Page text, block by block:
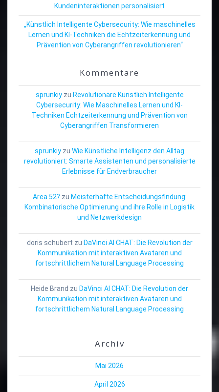
Kundeninteraktionen personalisiert
„Künstlich Intelligente Cybersecurity: Wie maschinelles
Lernen und KI-Techniken die Echtzeiterkennung und
Prävention von Cyberangriffen revolutionieren“
Kommentare
sprunkiyzu Revolutionäre Künstlich Intelligente
Cybersecurity: Wie Maschinelles Lernen und KI-
Techniken Echtzeiterkennung und Prävention von
Cyberangriffen Transformieren
sprunkiy zu Wie Künstliche Intelligenz den Alltag
revolutioniert: Smarte Assistenten und personalisierte
Erlebnisse für Endverbraucher
Area 52? zu Meisterhafte Entscheidungsfindung:
Kombinatorische Optimierung und ihre Rolle in Logistik
und Netzwerkdesign
doris schubert zu DaVinci AI CHAT: Die Revolution der
Kommunikation mit interaktiven Avataren und
fortschrittlichem Natural Language Processing
Heide Brand zu DaVinci AI CHAT: Die Revolution der
Kommunikation mit interaktiven Avataren und
fortschrittlichem Natural Language Processing
Archiv
Mai 2026
April 2026